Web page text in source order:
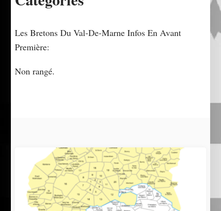
Les Bretons Du Val-De-Marne Infos En Avant
Première:
Non rangé.